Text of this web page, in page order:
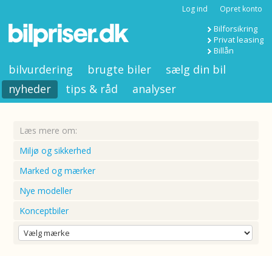
Log ind Opret konto
Bilforsikring
Privat leasing
Billån
bilvurdering brugte biler
sælg din bil
nyheder
tips & råd analyser
Læs mere om:
Miljø og sikkerhed
Marked og mærker
Nye modeller
Konceptbiler